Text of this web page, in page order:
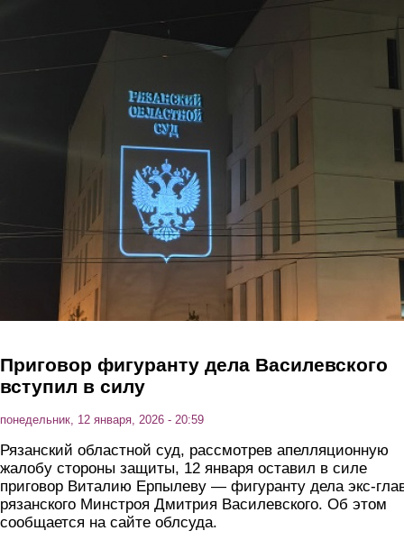
Приговор фигуранту дела Василевского
вступил в силу
понедельник, 12 января, 2026 - 20:59
Рязанский областной суд, рассмотрев апелляционную
жалобу стороны защиты, 12 января оставил в силе
приговор Виталию Ерпылеву — фигуранту дела экс-
рязанского Минстроя Дмитрия Василевского. Об этом
сообщается на сайте облсуда.